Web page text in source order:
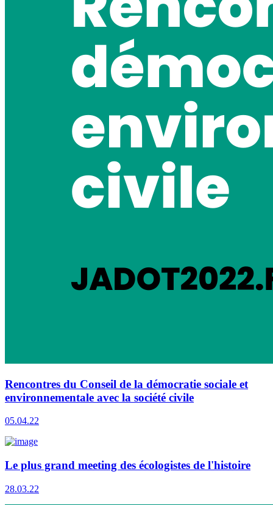
Rencontres du Conseil de la démocratie sociale et
environnementale avec la société civile
05.04.22
Le plus grand meeting des écologistes de l'histoire
28.03.22